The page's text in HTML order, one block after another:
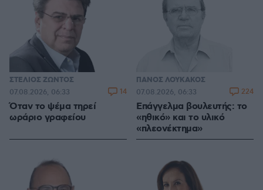
ΣΤΕΛΙΟΣ ΖΩΝΤΟΣ
Όταν το ψέμα τηρεί
ωράριο γραφείου
07.08.2026, 06:33 14
ΠΑΝΟΣ ΛΟΥΚΑΚΟΣ
Επάγγελμα βουλευτής: το
«ηθικό» και το υλικό
«πλεονέκτημα»
07.08.2026, 06:33 224